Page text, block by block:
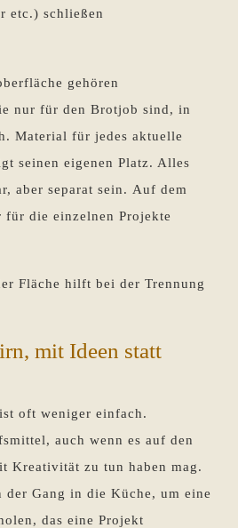
etc.) schließen
gehören
nur für den Brotjob sind, in
Material für jedes aktuelle
seinen eigenen Platz. Alles
aber separat sein. Auf dem
für die einzelnen Projekte
Fläche hilft bei der Trennung
mit Ideen statt
oft weniger einfach.
auch wenn es auf den
Kreativität zu tun haben mag.
Gang in die Küche, um eine
das eine Projekt